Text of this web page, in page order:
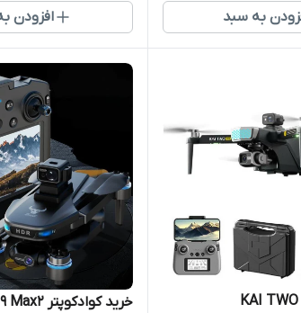
به سبد افزودن